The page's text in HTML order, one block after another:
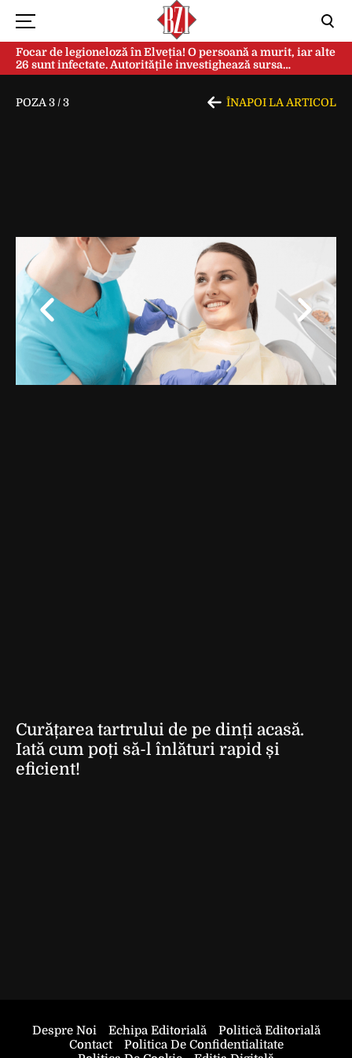
Focar de legioneloză în Elveția! O persoană a murit, iar alte
26 sunt infectate. Autoritățile investighează sursa
contaminării
POZA 3 /3 ÎNAPOI LA ARTICOL
Curățarea tartrului de pe dinți acasă.
Iată cum poți să-l înlături rapid și
eficient!
Despre Noi Echipa Editorială
Politică Editorială
Contact
Politica De Confidentialitate